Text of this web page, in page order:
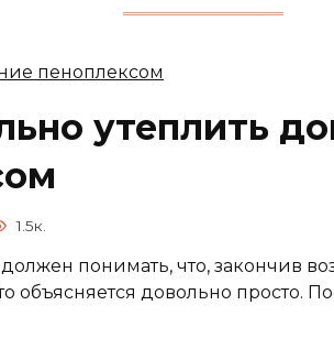
утеплить
1.5к.
понимать, что, закончив
объясняется довольно просто.